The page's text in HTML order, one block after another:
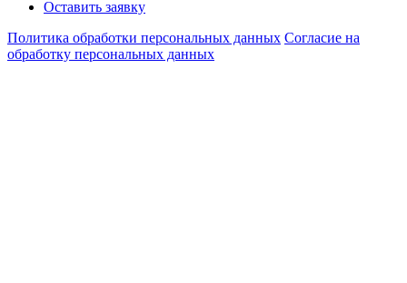
Оставить заявку
Политика обработки персональных данных Согласие на
обработку персональных данных